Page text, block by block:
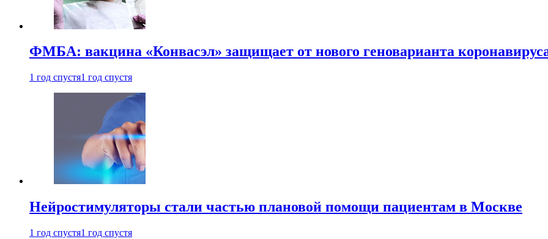
ФМБА: вакцина «Конвасэл» защищает от нового геноварианта
1 год спустя1 год спустя
Нейростимуляторы стали частью плановой помощи пациентам в Москве
1 год спустя1 год спустя